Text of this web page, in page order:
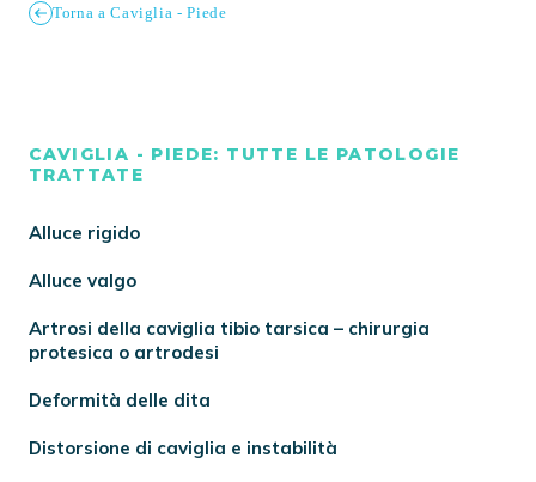
Torna a Caviglia - Piede
CAVIGLIA - PIEDE: TUTTE LE PATOLOGIE
TRATTATE
Alluce rigido
Alluce valgo
Artrosi della caviglia tibio tarsica – chirurgia
protesica o artrodesi
Deformità delle dita
Distorsione di caviglia e instabilità